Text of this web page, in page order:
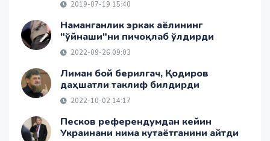
2019-07-19 15:40
Наманганлик эркак аёлининг
"ўйнаши"ни пичоқлаб ўлдирди
2022-09-26 09:03
Лиман бой берилгач, Қодиров
даҳшатли таклиф билдирди
2022-10-02 14:17
Песков референдумдан кейин
Украинани нима кутаётганини айтди